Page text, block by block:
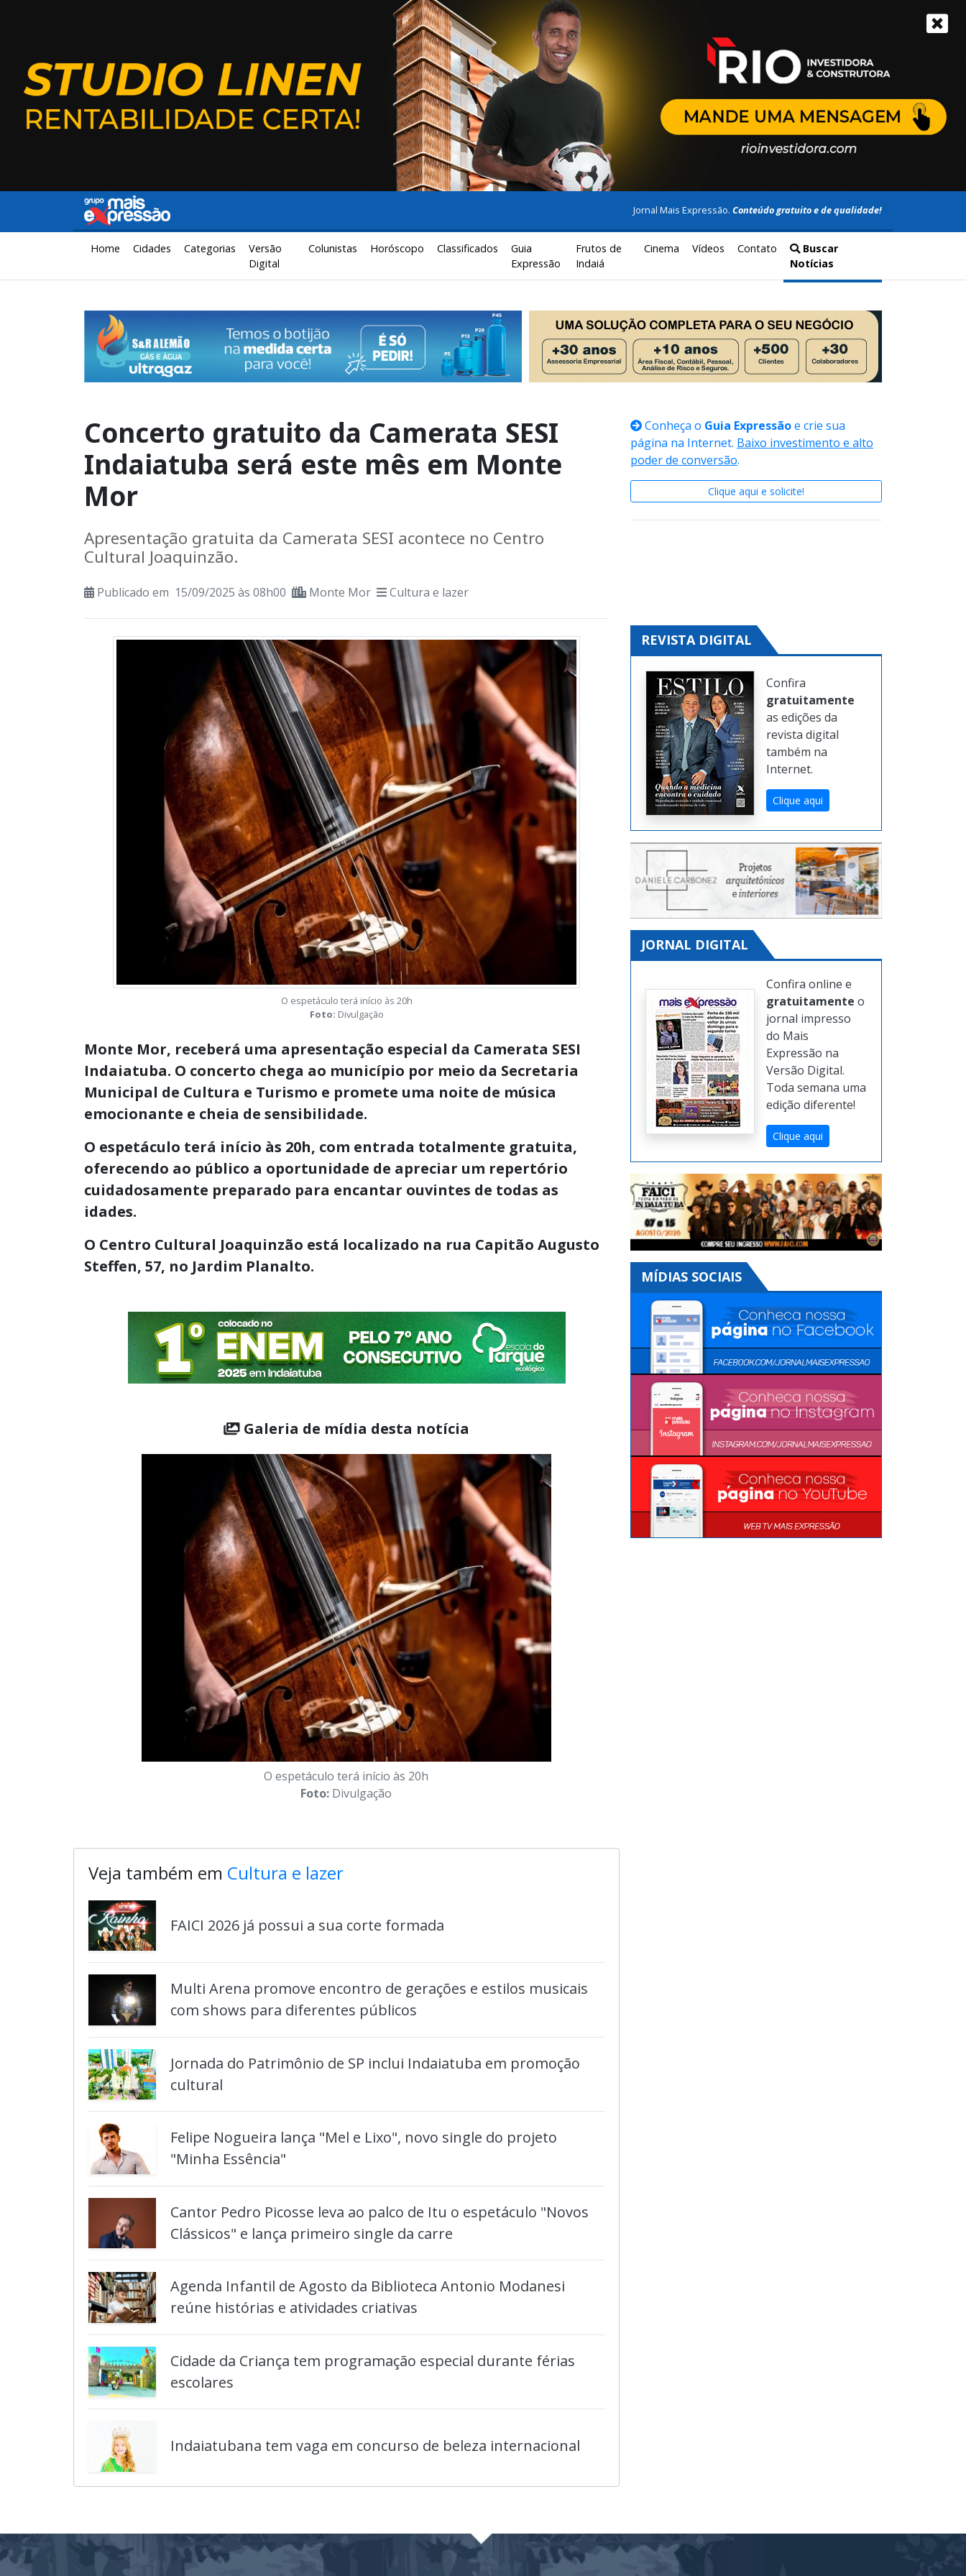
Jornal Mais Expressão. Conteúdo gratuito e de qualidade!
Home Cidades Categorias
Versão
Digital
Colunistas Horóscopo Classificados
Guia
Expressão
Frutos de
Indaiá
Cinema Vídeos Contato
Buscar
Notícias
Concerto gratuito da Camerata SESI
Indaiatuba será este mês em Monte
Mor
Apresentação gratuita da Camerata SESI acontece no Centro
Cultural Joaquinzão.
Publicado em 15/09/2025 às 08h00 Monte Mor Cultura e lazer
O espetáculo terá início às 20h
Foto: Divulgação
Monte Mor, receberá uma apresentação especial da Camerata SESI
Indaiatuba. O concerto chega ao município por meio da Secretaria
Municipal de Cultura e Turismo e promete uma noite de música
emocionante e cheia de sensibilidade.
O espetáculo terá início às 20h, com entrada totalmente gratuita,
oferecendo ao público a oportunidade de apreciar um repertório
cuidadosamente preparado para encantar ouvintes de todas as
idades.
O Centro Cultural Joaquinzão está localizado na rua Capitão Augusto
Steffen, 57, no Jardim Planalto.
Galeria de mídia desta notícia
O espetáculo terá início às 20h
Foto: Divulgação
Veja também em Cultura e lazer
FAICI 2026 já possui a sua corte formada
Multi Arena promove encontro de gerações e estilos musicais
com shows para diferentes públicos
Jornada do Patrimônio de SP inclui Indaiatuba em promoção
cultural
Felipe Nogueira lança "Mel e Lixo", novo single do projeto
"Minha Essência"
Cantor Pedro Picosse leva ao palco de Itu o espetáculo "Novos
Clássicos" e lança primeiro single da carre
Agenda Infantil de Agosto da Biblioteca Antonio Modanesi
reúne histórias e atividades criativas
Cidade da Criança tem programação especial durante férias
escolares
Indaiatubana tem vaga em concurso de beleza internacional
Conheça o Guia Expressãoe crie sua
página na Internet. Baixo investimento e alto
poder de conversão.
Clique aqui e solicite!
REVISTA DIGITAL
Confira
gratuitamente
as edições da
revista digital
também na
Internet.
Clique aqui
JORNAL DIGITAL
Confira online e
gratuitamente o
jornal impresso
do Mais
Expressão na
Versão Digital.
Toda semana uma
edição diferente!
Clique aqui
MÍDIAS SOCIAIS